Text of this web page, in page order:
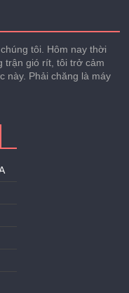
tôi. Hôm nay thời
trận gió rít, tôi trở cảm
này. Phải chăng là máy